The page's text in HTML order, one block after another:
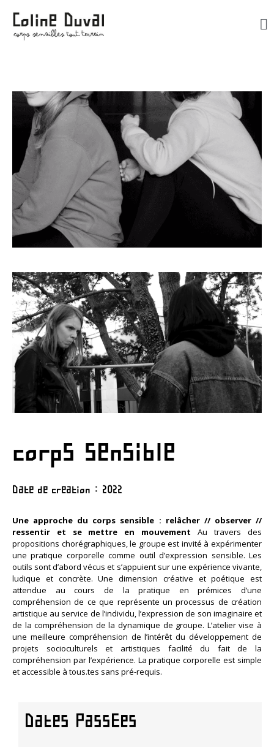
corps sensible
Date de creation : 2022
Une approche du corps sensible : relâcher // observer //
ressentir et se mettre en mouvement Au travers des
propositions chorégraphiques, le groupe est invité à expérimenter
une pratique corporelle comme outil d’expression sensible. Les
outils sont d’abord vécus et s’appuient sur une expérience vivante,
ludique et concrète. Une dimension créative et poétique est
attendue au cours de la pratique en prémices d’une
compréhension de ce que représente un processus de création
artistique au service de l’individu, l’expression de son imaginaire et
de la compréhension de la dynamique de groupe. L’atelier vise à
une meilleure compréhension de l’intérêt du développement de
projets socioculturels et artistiques facilité du fait de la
compréhension par l’expérience. La pratique corporelle est simple
et accessible à tous.tes sans pré-requis.
Dates PassEes